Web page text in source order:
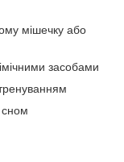
мішечку або
засобами
сном